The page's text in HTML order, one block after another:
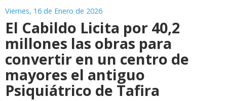
Viernes, 16 de Enero de 2026
El Cabildo Licita por 40,2
millones las obras para
convertir en un centro de
mayores el antiguo
Psiquiátrico de Tafira